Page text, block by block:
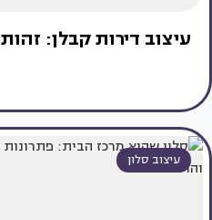
עיצוב דירות קבלן:
עיצוב סלון